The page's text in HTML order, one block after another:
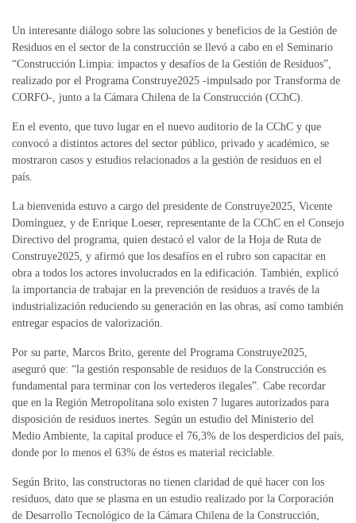
Un interesante diálogo sobre las soluciones y beneficios de la Gestión de
Residuos en el sector de la construcción se llevó a cabo en el Seminario
“Construcción Limpia: impactos y desafíos de la Gestión de Residuos”,
realizado por el Programa Construye2025 -impulsado por Transforma de
CORFO-, junto a la Cámara Chilena de la Construcción (CChC).
En el evento, que tuvo lugar en el nuevo auditorio de la CChC y que
convocó a distintos actores del sector público, privado y académico, se
mostraron casos y estudios relacionados a la gestión de residuos en el
país.
La bienvenida estuvo a cargo del presidente de Construye2025, Vicente
Domínguez, y de Enrique Loeser, representante de la CChC en el Consejo
Directivo del programa, quien destacó el valor de la Hoja de Ruta de
Construye2025, y afirmó que los desafíos en el rubro son capacitar en
obra a todos los actores involucrados en la edificación. También, explicó
la importancia de trabajar en la prevención de residuos a través de la
industrialización reduciendo su generación en las obras, así como también
entregar espacios de valorización.
Por su parte, Marcos Brito, gerente del Programa Construye2025,
aseguró que: “la gestión responsable de residuos de la Construcción es
fundamental para terminar con los vertederos ilegales”. Cabe recordar
que en la Región Metropolitana solo existen 7 lugares autorizados para
disposición de residuos inertes. Según un estudio del Ministerio del
Medio Ambiente, la capital produce el 76,3% de los desperdicios del país,
donde por lo menos el 63% de éstos es material reciclable.
Según Brito, las constructoras no tienen claridad de qué hacer con los
residuos, dato que se plasma en un estudio realizado por la Corporación
de Desarrollo Tecnológico de la Cámara Chilena de la Construcción,